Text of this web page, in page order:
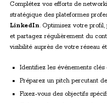
Complétez vos efforts de
stratégique des plateformes
LinkedIn. Optimisez votre
et partagez régulièrement du
visibilité auprès de votre réseau
Identifiez les événements
Préparez un pitch percutant
Fixez-vous des objectifs